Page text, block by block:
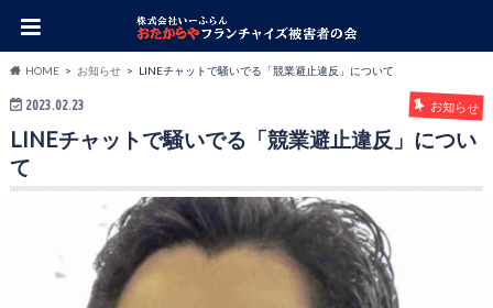
HOME お知らせ LINEチャットで騒いでる「競業避止違反」について
2023.02.23 お知らせ
LINEチャットで騒いでる「競業避止違反」につい
て